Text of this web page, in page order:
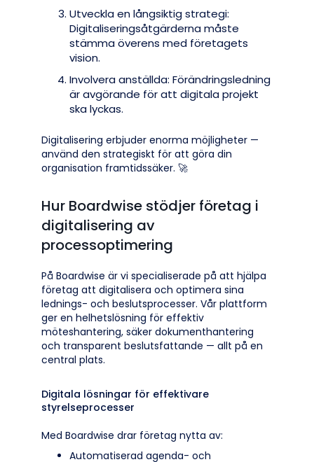
Utveckla en långsiktig strategi:
Digitaliseringsåtgärderna måste
stämma överens med företagets
vision.
Involvera anställda: Förändringsledning
är avgörande för att digitala projekt
ska lyckas.
Digitalisering erbjuder enorma möjligheter —
använd den strategiskt för att göra din
organisation framtidssäker. 🚀
Hur Boardwise stödjer företag i
digitalisering av
processoptimering
På Boardwise är vi specialiserade på att hjälpa
företag att digitalisera och optimera sina
lednings- och beslutsprocesser. Vår plattform
ger en helhetslösning för effektiv
möteshantering, säker dokumenthantering
och transparent beslutsfattande — allt på en
central plats.
Digitala lösningar för effektivare
styrelseprocesser
Med Boardwise drar företag nytta av:
Automatiserad agenda- och